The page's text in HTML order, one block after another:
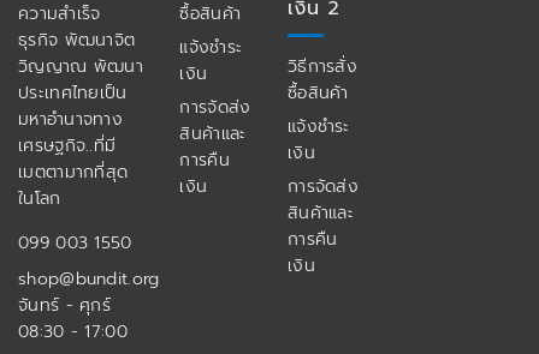
ความสำเร็จ
ธุรกิจ พัฒนาจิต
วิญญาณ พัฒนา
ประเทศไทยเป็น
มหาอำนาจทาง
เศรษฐกิจ..ที่มี
เมตตามากที่สุด
ในโลก
099 003 1550
shop@bundit.org
จันทร์ - ศุกร์
08:30 - 17:00
ซื้อสินค้า
แจ้งชำระ
เงิน
การจัดส่ง
สินค้าและ
การคืน
เงิน
เงิน 2
วิธีการสั่ง
ซื้อสินค้า
แจ้งชำระ
เงิน
การจัดส่ง
สินค้าและ
การคืน
เงิน